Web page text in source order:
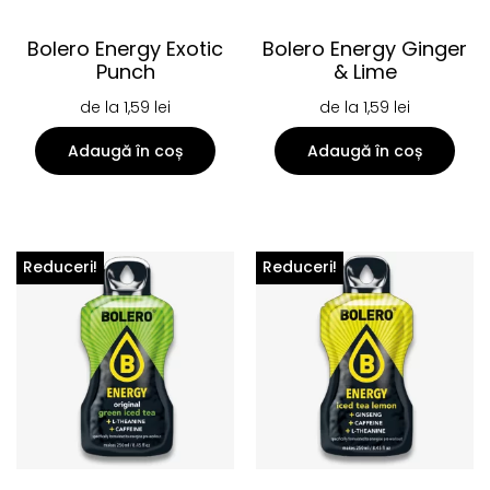
Bolero Energy Exotic
Punch
de la 1,59 lei
Adaugă în coș
Bolero Energy Ginger
& Lime
de la 1,59 lei
Adaugă în coș
Reduceri! Reduceri!